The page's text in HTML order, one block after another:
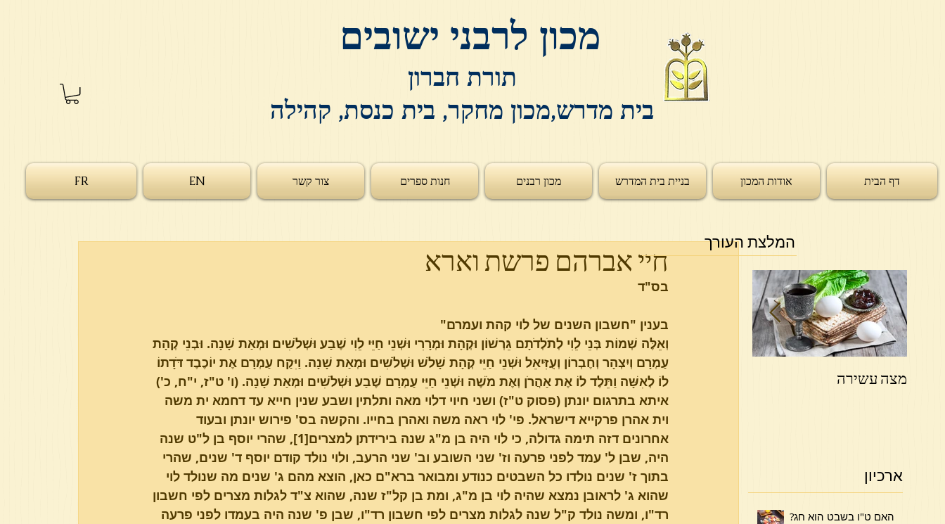
מכון לרבני ישובים
תורת חברון
בית מדרש,מכון מחקר, בית כנסת, קהילה
דף הבית אודות המכון בניית בית המדרש מכון רבנים חנות ספרים צור קשר EN
FR
חיי אברהם פרשת וארא
בס"ד
בענין "חשבון השנים של לוי קהת ועמרם"
וְאֵלֶּה שְׁמוֹת בְּנֵי לֵוִי לְתֹלְדֹתָם גֵּרְשׁוֹן וּקְהָת וּמְרָרִי וּשְׁנֵי חַיֵּי לֵוִי שֶׁבַע וּשְׁלֹשִׁים וּמְאַת שָׁנָה. וּבְנֵי קְהָת
עַמְרָם וְיִצְהָר וְחֶבְרוֹן וְעֻזִּיאֵל וּשְׁנֵי חַיֵּי קְהָת שָׁלֹשׁ וּשְׁלֹשִׁים וּמְאַת שָׁנָה. וַיִּקַּח עַמְרָם אֶת יוֹכֶבֶד דֹּדָתוֹ
לוֹ לְאִשָּׁה וַתֵּלֶד לוֹ אֶת אַהֲרֹן וְאֶת מֹשֶׁה וּשְׁנֵי חַיֵּי עַמְרָם שֶׁבַע וּשְׁלֹשִׁים וּמְאַת שָׁנָה. (ו' ט"ז, י"ח, כ')
איתא בתרגום יונתן (פסוק ט"ז) ושני חיוי דלוי מאה ותלתין ושבע שנין חייא עד דחמא ית משה
וית אהרן פרקייא דישראל. פי' לוי ראה משה ואהרן בחייו. והקשה בס' פירוש יונתן ובעוד
אחרונים דזה תימה גדולה, כי לוי היה בן מ"ג שנה בירידתן למצרים[1], שהרי יוסף בן ל"ט שנה
היה, שבן ל' עמד לפני פרעה וז' שני השובע וב' שני הרעב, ולוי נולד קודם יוסף ד' שנים, שהרי
בתוך ז' שנים נולדו כל השבטים כנודע ומבואר ברא"ם כאן, הוצא מהם ג' שנים מה שנולד לוי
שהוא ג' לראובן נמצא שהיה לוי בן מ"ג, ומת בן קל"ז שנה, שהוא צ"ד לגלות מצרים לפי חשבון
רד"ו, ומשה נולד ק"ל שנה לגלות מצרים לפי חשבון רד"ו, שבן פ' שנה היה בעמדו לפני פרעה
המלצת העורך
מצה עשירה פרשת ויקהל פקודי פרשת בשלח
טו בשבט - השירה של
הבריאה
פרשת בא
ארכיון
האם ט"ו בשבט הוא חג?